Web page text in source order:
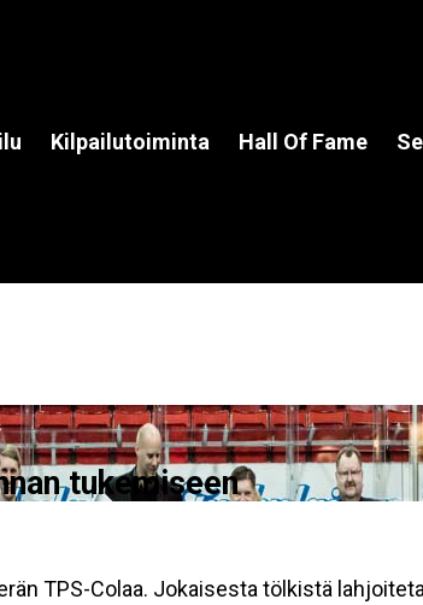
Kilpailutoiminta Hall Of Fame
tukemiseen
TPS-Colaa. Jokaisesta tölkistä